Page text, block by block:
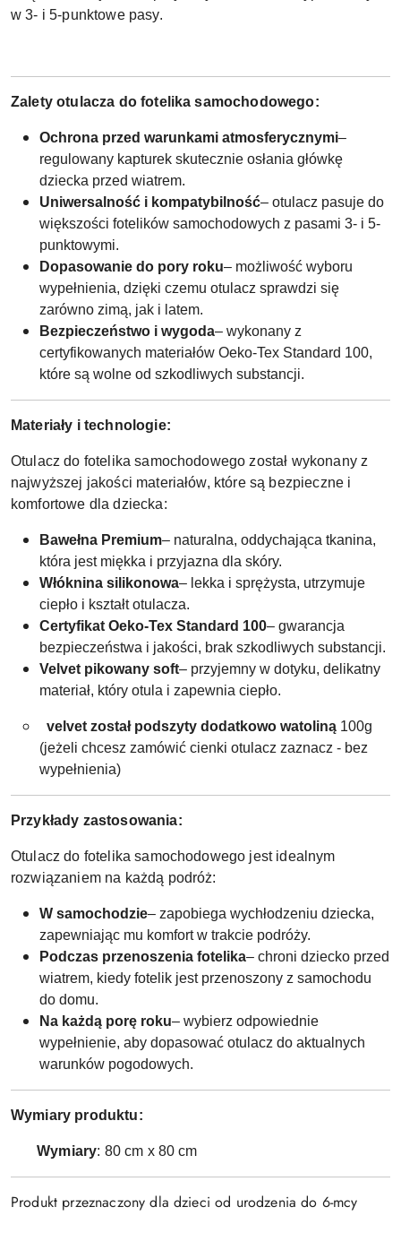
w 3- i 5-punktowe pasy.
Zalety otulacza do fotelika samochodowego:
Ochrona przed warunkami atmosferycznymi–
regulowany kapturek skutecznie osłania główkę
dziecka przed wiatrem.
Uniwersalność i kompatybilność– otulacz pasuje do
większości fotelików samochodowych z pasami 3- i 5-
punktowymi.
Dopasowanie do pory roku– możliwość wyboru
wypełnienia, dzięki czemu otulacz sprawdzi się
zarówno zimą, jak i latem.
Bezpieczeństwo i wygoda– wykonany z
certyfikowanych materiałów Oeko-Tex Standard 100,
które są wolne od szkodliwych substancji.
Materiały i technologie:
Otulacz do fotelika samochodowego został wykonany z
najwyższej jakości materiałów, które są bezpieczne i
komfortowe dla dziecka:
Bawełna Premium– naturalna, oddychająca tkanina,
która jest miękka i przyjazna dla skóry.
Włóknina silikonowa– lekka i sprężysta, utrzymuje
ciepło i kształt otulacza.
Certyfikat Oeko-Tex Standard 100– gwarancja
bezpieczeństwa i jakości, brak szkodliwych substancji.
Velvet pikowany soft– przyjemny w dotyku, delikatny
materiał, który otula i zapewnia ciepło.
velvet został podszyty dodatkowo watoliną 100g
(jeżeli chcesz zamówić cienki otulacz zaznacz - bez
wypełnienia)
Przykłady zastosowania:
Otulacz do fotelika samochodowego jest idealnym
rozwiązaniem na każdą podróż:
W samochodzie– zapobiega wychłodzeniu dziecka,
zapewniając mu komfort w trakcie podróży.
Podczas przenoszenia fotelika– chroni dziecko przed
wiatrem, kiedy fotelik jest przenoszony z samochodu
do domu.
Na każdą porę roku– wybierz odpowiednie
wypełnienie, aby dopasować otulacz do aktualnych
warunków pogodowych.
Wymiary produktu:
Wymiary: 80 cm x 80 cm
Produkt przeznaczony dla dzieci od urodzenia do 6-mcy